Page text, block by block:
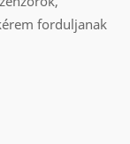
forduljanak